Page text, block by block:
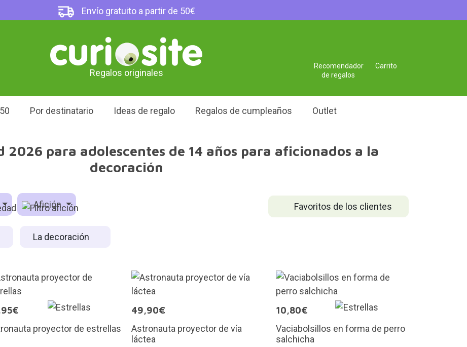
Envío gratuito a partir de 50€
Regalos originales
Carrito
Recomendador
de regalos
Por destinatario Ideas de regalo Regalos de cumpleaños Outlet
2026 para adolescentes de 14 años para aficionados a la
decoración
Favoritos de los clientes
Afición
La decoración
proyector de estrellas
49,90€
Astronauta proyector de vía
láctea
10,80€
Vaciabolsillos en forma de perro
salchicha